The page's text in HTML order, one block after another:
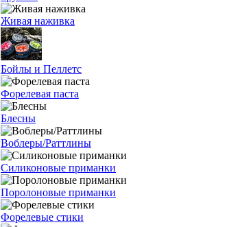
Живая наживка
Бойлы и Пеллетс
Форелевая паста
Блесны
Воблеры/Раттлины
Силиконовые приманки
Поролоновые приманки
Форелевые стики